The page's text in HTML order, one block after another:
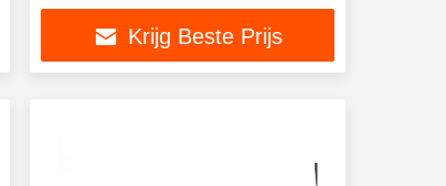
Krijg Beste Prijs